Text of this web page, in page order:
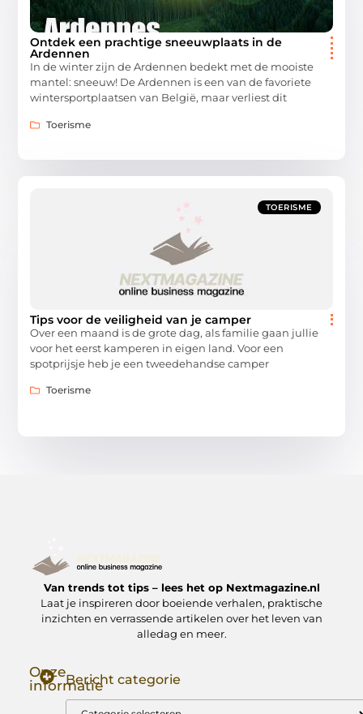
Ontdek een prachtige sneeuwplaats in de
Ardennen
In de winter zijn de Ardennen bedekt met de mooiste
mantel: sneeuw! De Ardennen is een van de favoriete
wintersportplaatsen van België, maar verliest dit
Toerisme
TOERISME
Tips voor de veiligheid van je camper
Over een maand is de grote dag, als familie gaan jullie
voor het eerst kamperen in eigen land. Voor een
spotprijsje heb je een tweedehandse camper
Toerisme
Van trends tot tips – lees het op Nextmagazine.nl
Laat je inspireren door boeiende verhalen, praktische
inzichten en verrassende artikelen over het leven van
alledag en meer.
Onze
informatieBericht categorie